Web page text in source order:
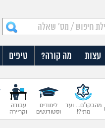
עצות מה קורה? טיפים
מהבקו"ם... ועד
מתי?!
לימודים
וסטודנטים
עבודה
וקריירה